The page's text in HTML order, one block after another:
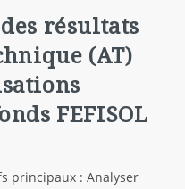
résultats
(AT)
FEFISOL
principaux : Analyser